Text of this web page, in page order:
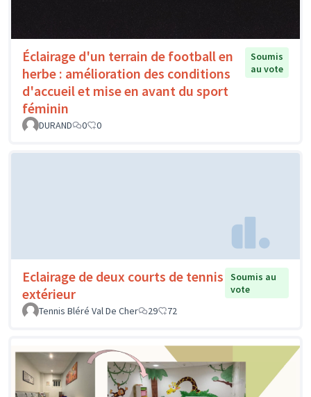
Éclairage d'un terrain de football en
herbe : amélioration des conditions
d'accueil et mise en avant du sport
féminin
Soumis
au vote
DURAND 0 0
Eclairage de deux courts de tennis
extérieur
Soumis au
vote
Tennis Bléré Val De Cher
29 72